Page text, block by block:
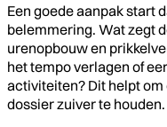
Een goede aanpak start
belemmering. Wat zegt
urenopbouw en
het tempo verlagen of
activiteiten? Dit helpt
dossier zuiver te houden.